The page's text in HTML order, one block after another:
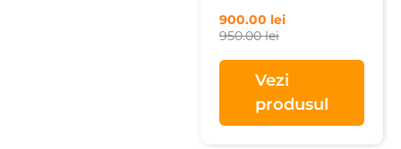
950.00lei
900.00 lei
Vezi
produsul